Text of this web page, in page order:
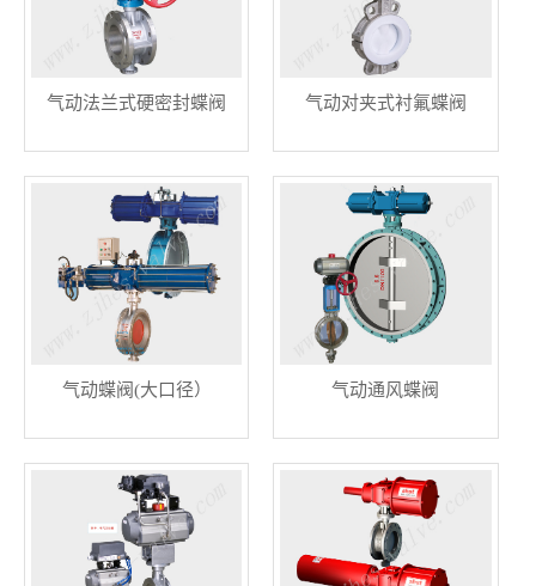
气动法兰式硬密封蝶阀 气动对夹式衬氟蝶阀
气动蝶阀(大口径） 气动通风蝶阀